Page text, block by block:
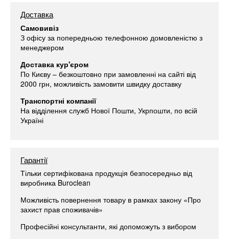
Доставка
Самовивіз
З офісу за попередньою телефонною домовленістю з
менеджером
Доставка кур'єром
По Києву – безкоштовно при замовленні на сайті від
2000 грн, можливість замовити швидку доставку
Транспортні компанії
На відділення служб Нової Пошти, Укрпошти, по всій
Україні
Гарантії
Тільки сертифікована продукція безпосередньо від
виробника Buroclean
Можливість повернення товару в рамках закону «Про
захист прав споживачів»
Професійні консультанти, які допоможуть з вибором